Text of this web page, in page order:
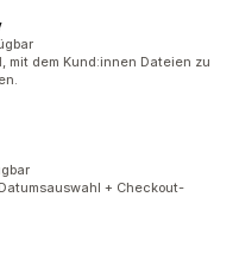
mit dem Kund:innen Dateien zu
+ Checkout-